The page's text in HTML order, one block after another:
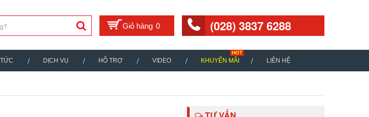
0 (028) 3837 6288
DỊCH VỤ HỖ TRỢ VIDEO KHUYẾN MÃI LIÊN HỆ